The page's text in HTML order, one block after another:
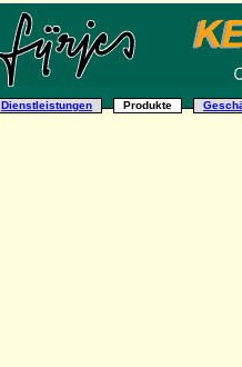
Dienstleistungen Produkte